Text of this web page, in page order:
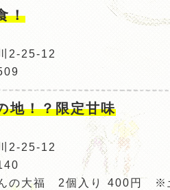
！
2-25-12
地！？限定甘味
2-25-12
の大福 2個入り 400円 ※